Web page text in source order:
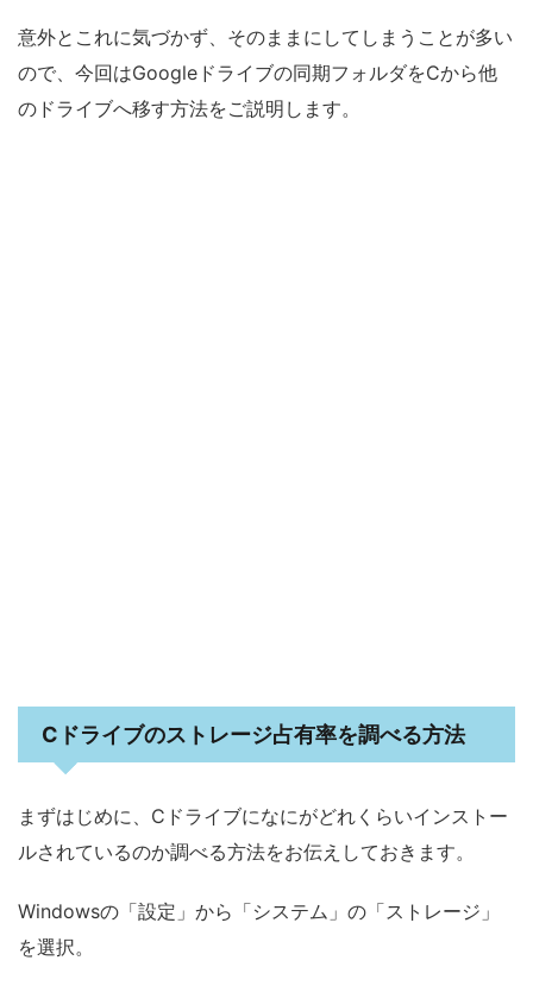
意外とこれに気づかず、そのままにしてしまうことが多い
ので、今回はGoogleドライブの同期フォルダをCから他
のドライブへ移す方法をご説明します。
Cドライブのストレージ占有率を調べる方法
まずはじめに、Cドライブになにがどれくらいインストー
ルされているのか調べる方法をお伝えしておきます。
Windowsの「設定」から「システム」の「ストレージ」
を選択。